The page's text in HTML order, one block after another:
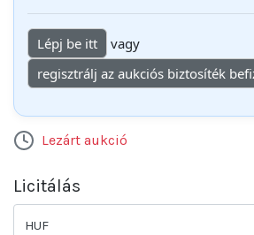
Lépj be itt
vagy
regisztrálj az aukciós biztosíték
Lezárt aukció
Licitálás
HUF